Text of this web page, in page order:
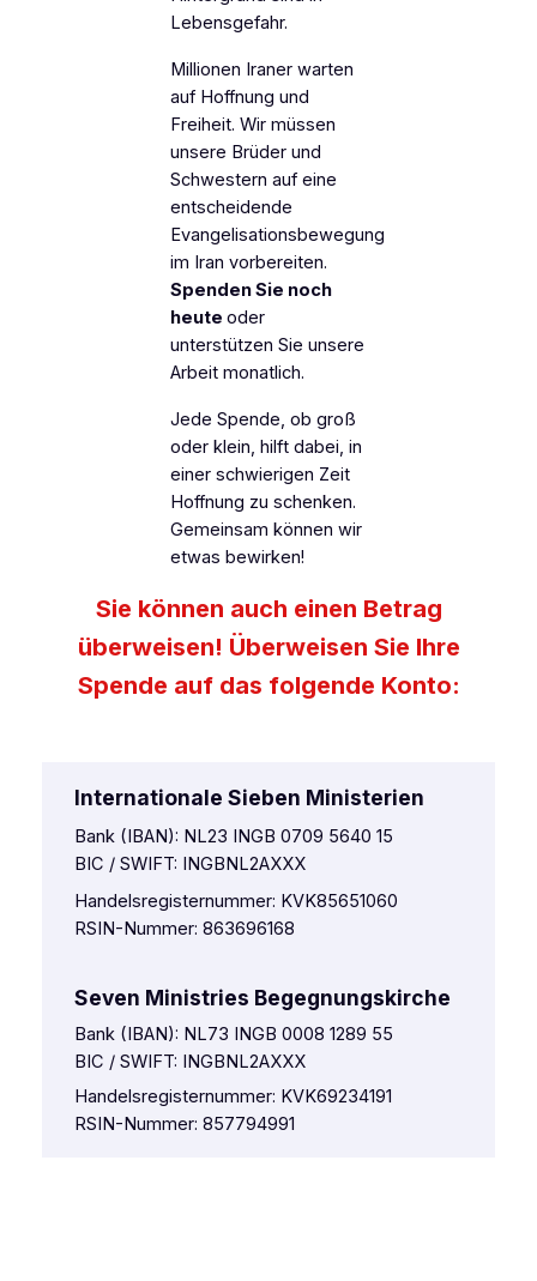
Lebensgefahr.
Millionen Iraner warten
auf Hoffnung und
Freiheit. Wir müssen
unsere Brüder und
Schwestern auf eine
entscheidende
Evangelisationsbewegung
im Iran vorbereiten.
Spenden Sie noch
heuteoder
unterstützen Sie unsere
Arbeit monatlich.
Jede Spende, ob groß
oder klein, hilft dabei, in
einer schwierigen Zeit
Hoffnung zu schenken.
Gemeinsam können wir
etwas bewirken!
Sie können auch einen Betrag
überweisen! Überweisen Sie Ihre
Spende auf das folgende Konto:
Internationale Sieben Ministerien
Bank (IBAN): NL23 INGB 0709 5640 15
BIC / SWIFT: INGBNL2AXXX
Handelsregisternummer: KVK85651060
RSIN-Nummer: 863696168
Seven Ministries Begegnungskirche
Bank (IBAN): NL73 INGB 0008 1289 55
BIC / SWIFT: INGBNL2AXXX
Handelsregisternummer: KVK69234191
RSIN-Nummer: 857794991